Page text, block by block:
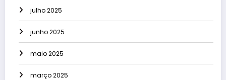
julho 2025
junho 2025
maio 2025
março 2025